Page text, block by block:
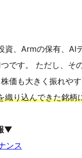
、Armの保有、AI
です。 ただし、そ
価も大きく振れや
織り込んできた銘柄
▼
ンス